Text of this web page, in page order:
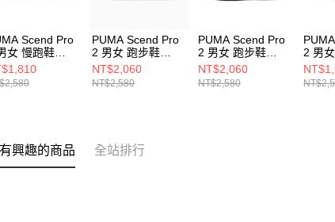
Scend Pro
女 慢跑鞋
PUMA Scend Pro
2 男女 跑步鞋
31077917
NT$2,060
NT$2,580
PUMA Scend Pro
2 男女 跑步鞋
31077922
NT$2,060
NT$2,580
2 男
興趣的商品 全站排行